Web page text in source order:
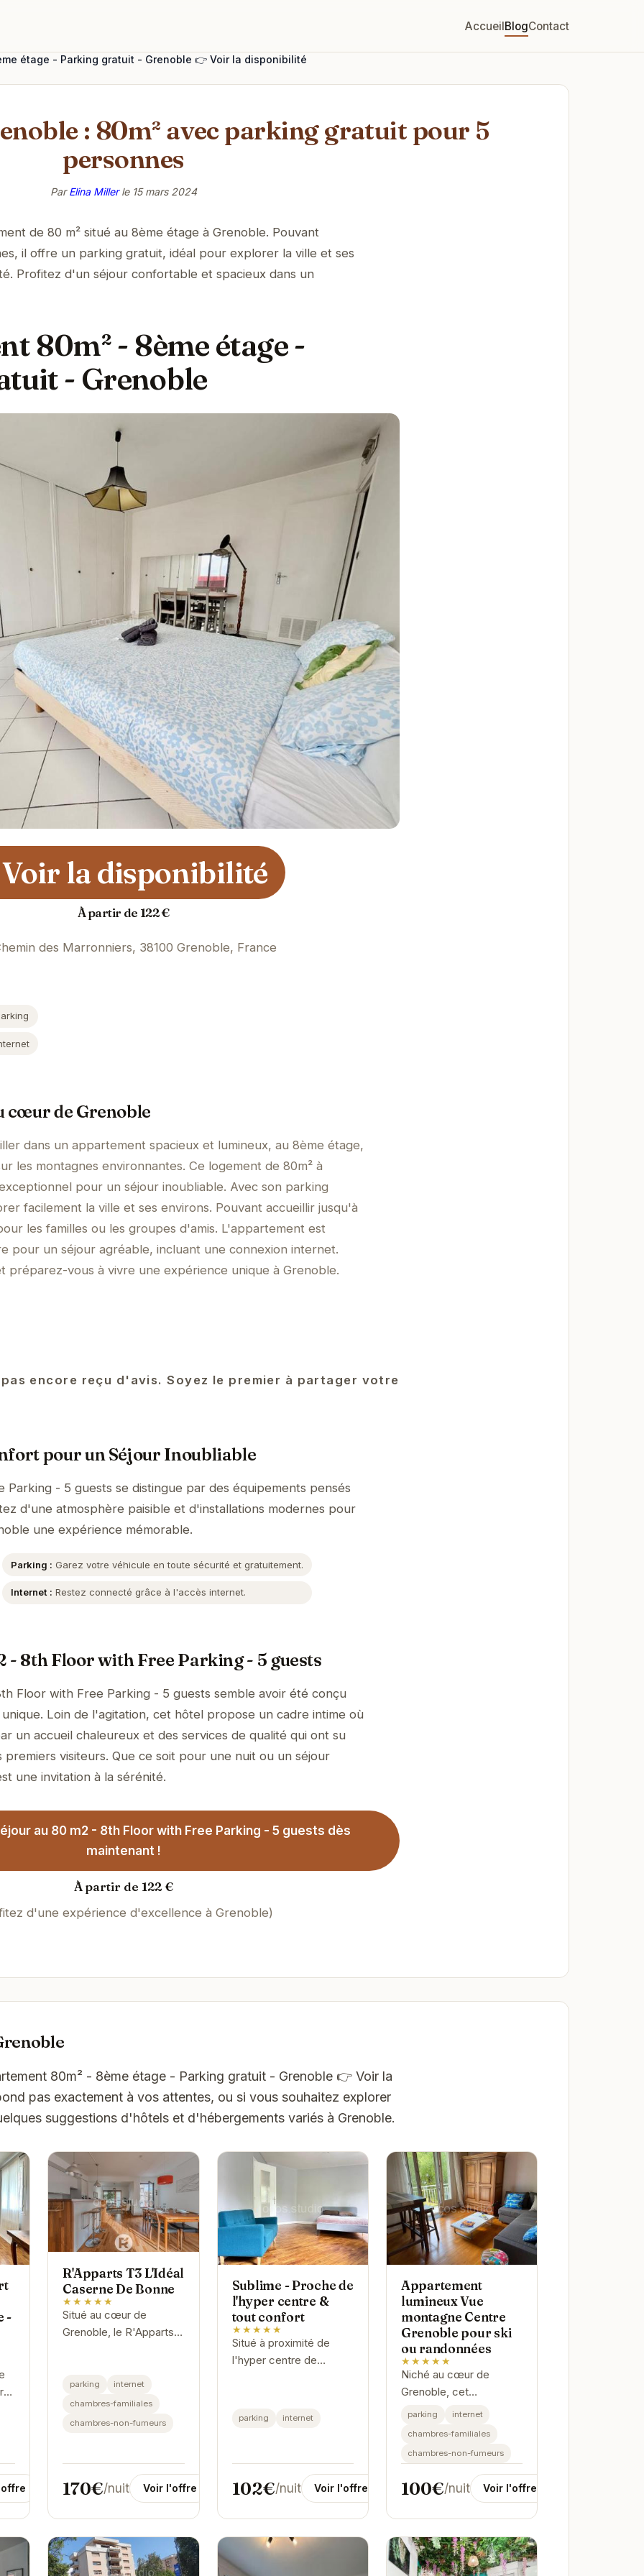
AccueilBlogContact
étage - Parking gratuit - Grenoble 👉 Voir la disponibilité
: 80m² avec parking gratuit pour 5
personnes
ParElina Millerle 15 mars 2024
de 80 m² situé au 8ème étage à Grenoble. Pouvant
il offre un parking gratuit, idéal pour explorer la ville et ses
Profitez d'un séjour confortable et spacieux dans un
80m² - 8ème étage -
- Grenoble
Voir la disponibilité
À partir de 122 €
des Marronniers, 38100 Grenoble, France
cœur de Grenoble
dans un appartement spacieux et lumineux, au 8ème étage,
les montagnes environnantes. Ce logement de 80m² à
pour un séjour inoubliable. Avec son parking
facilement la ville et ses environs. Pouvant accueillir jusqu'à
les familles ou les groupes d'amis. L'appartement est
pour un séjour agréable, incluant une connexion internet.
préparez-vous à vivre une expérience unique à Grenoble.
encore reçu d'avis. Soyez le premier à partager votre
pour un Séjour Inoubliable
- 5 guests se distingue par des équipements pensés
d'une atmosphère paisible et d'installations modernes pour
une expérience mémorable.
Parking : Garez votre véhicule en toute sécurité et gratuitement.
Internet : Restez connecté grâce à l'accès internet.
- 8th Floor with Free Parking - 5 guests
Floor with Free Parking - 5 guests semble avoir été conçu
Loin de l'agitation, cet hôtel propose un cadre intime où
un accueil chaleureux et des services de qualité qui ont su
visiteurs. Que ce soit pour une nuit ou un séjour
une invitation à la sérénité.
au 80 m2 - 8th Floor with Free Parking - 5 guests dès
maintenant !
À partir de 122 €
d'une expérience d'excellence à Grenoble)
80m² - 8ème étage - Parking gratuit - Grenoble 👉 Voir la
pas exactement à vos attentes, ou si vous souhaitez explorer
suggestions d'hôtels et d'hébergements variés à Grenoble.
-
R'Apparts T3 L'Idéal
Caserne De Bonne
★★★★★
Situé au cœur de
Grenoble, le R'Apparts
hébergement
confortable et bien
équipé.
parking
internet
chambres-familiales
chambres-non-fumeurs
170€/nuit Voir l'offre
Sublime - Proche de
l'hyper centre &
tout confort
★★★★★
Situé à proximité de
l'hyper centre de
confortable et pratique.
parking internet
102€/nuit Voir l'offre
Appartement
lumineux Vue
montagne Centre
Grenoble pour ski
ou randonnées
★★★★★
Niché au cœur de
Grenoble, cet
appartement offre un
vue imprenable sur les
montagnes et son...
parking
internet
chambres-familiales
chambres-non-fumeurs
100€/nuit Voir l'offre